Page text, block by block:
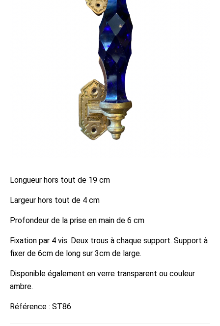
Longueur hors tout de 19 cm
Largeur hors tout de 4 cm
Profondeur de la prise en main de 6 cm
Fixation par 4 vis. Deux trous à chaque support. Support à
fixer de 6cm de long sur 3cm de large.
Disponible également en verre transparent ou couleur
ambre.
Référence : ST86